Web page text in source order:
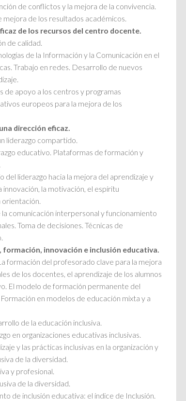
de conflictos y la mejora de la convivencia.
de los resultados académicos.
de los recursos del centro docente.
de calidad.
de la Información y la Comunicación en el
Trabajo en redes. Desarrollo de nuevos
de apoyo a los centros y programas
europeos para la mejora de los
dirección eficaz.
liderazgo compartido.
educativo. Plataformas de formación y
liderazgo hacia la mejora del aprendizaje y
la motivación, el espíritu
orientación.
comunicación interpersonal y funcionamiento
Toma de decisiones. Técnicas de
formación, innovación e inclusión educativa.
formación del profesorado clave para la mejora
de los docentes, el aprendizaje de los alumnos
El modelo de formación permanente del
en modelos de educación mixta y a
de la educación inclusiva.
en organizaciones educativas inclusivas.
y las prácticas inclusivas en la organización y
de la diversidad.
y profesional.
de la diversidad.
de inclusión educativa: el índice de Inclusión.